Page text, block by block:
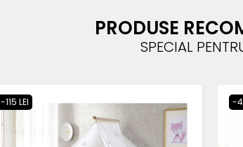
PRODUSE
SPECIAL
-115 LEI -